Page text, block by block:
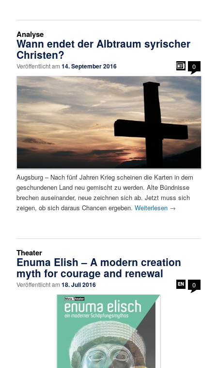
Analyse
Wann endet der Albtraum syrischer
Christen?
Veröffentlicht am14. September 2016 0
Augsburg – Nach fünf Jahren Krieg scheinen die Karten in dem
geschundenen Land neu gemischt zu werden. Alte Bündnisse
brechen auseinander, neue zeichnen sich ab. Jetzt muss sich
zeigen, ob sich daraus Chancen ergeben.Weiterlesen →
Theater
Enuma Elish – A modern creation
myth for courage and renewal
Veröffentlicht am18. Juli 2016 0